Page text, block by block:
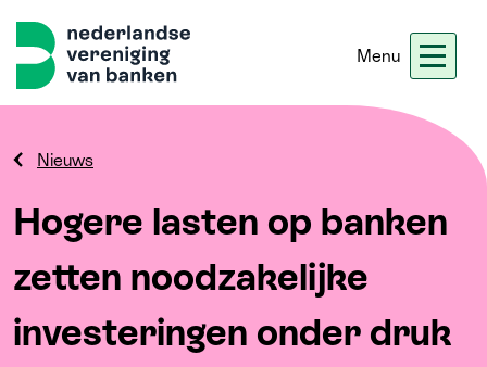
Home
Menu
Nieuws
Hogere lasten op banken
zetten noodzakelijke
investeringen onder druk